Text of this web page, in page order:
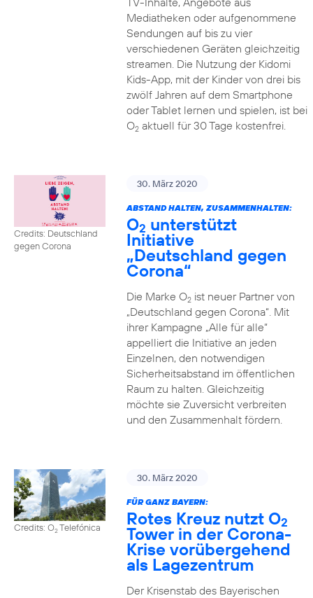
Mediatheken oder aufgenommene
Sendungen auf bis zu vier
verschiedenen Geräten gleichzeitig
streamen. Die Nutzung der Kidomi
Kids-App, mit der Kinder von drei bis
zwölf Jahren auf dem Smartphone
oder Tablet lernen und spielen, ist bei
O2aktuell für 30 Tage kostenfrei.
Credits: Deutschland
gegen Corona
30. März 2020
ABSTAND HALTEN, ZUSAMMENHALTEN:
O2 unterstützt
Initiative
„Deutschland gegen
Corona“
Die Marke O2ist neuer Partner von
„Deutschland gegen Corona“. Mit
ihrer Kampagne „Alle für alle“
appelliert die Initiative an jeden
Einzelnen, den notwendigen
Sicherheitsabstand im öffentlichen
Raum zu halten. Gleichzeitig
möchte sie Zuversicht verbreiten
und den Zusammenhalt fördern.
Credits: O2Telefónica
30. März 2020
FÜR GANZ BAYERN:
Rotes Kreuz nutzt O2
Tower in der Corona-
Krise vorübergehend
als Lagezentrum
Der Krisenstab des Bayerischen